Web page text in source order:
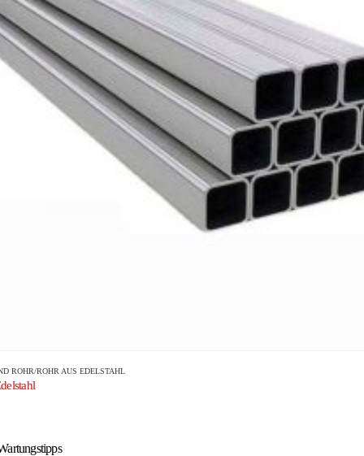
ROHR/ROHR AUS EDELSTAHL